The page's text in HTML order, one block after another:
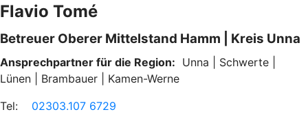
Flavio Tomé
Betreuer Oberer Mittelstand Hamm | Kreis Unna
Ansprechpartner für die Region: Unna | Schwerte |
Lünen | Brambauer | Kamen-Werne
Tel: 02303.107 6729